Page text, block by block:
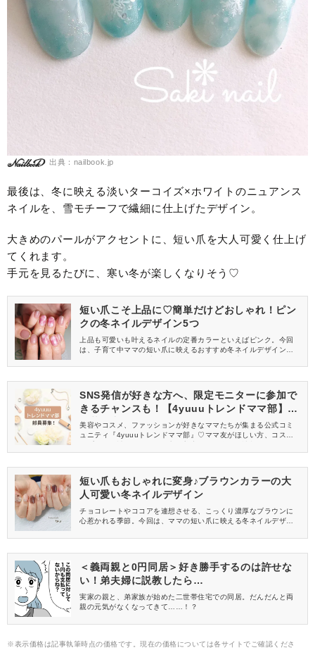
出典：nailbook.jp
最後は、冬に映える淡いターコイズ×ホワイトのニュアンス
ネイルを、雪モチーフで繊細に仕上げたデザイン。
大きめのパールがアクセントに、短い爪を大人可愛く仕上げ
てくれます。
手元を見るたびに、寒い冬が楽しくなりそう♡
短い爪こそ上品に♡簡単だけどおしゃれ！ピン
クの冬ネイルデザイン5つ
上品も可愛いも叶えるネイルの定番カラーといえばピンク。今回
は、子育て中ママの短い爪に映えるおすすめ冬ネイルデザインを
冬のネイルデザインの参考にしてくださいね♡
SNS発信が好きな方へ、限定モニターに参加で
きるチャンスも！【4yuuuトレンドママ部】部
員募集中
美容やコスメ、ファッションが好きなママたちが集まる公式コミ
ュニティ『4yuuuトレンドママ部』♡ママ友がほしい方、コスメサ
信してくれる方を募集しています！
短い爪もおしゃれに変身♪ブラウンカラーの大
人可愛い冬ネイルデザイン
チョコレートやココアを連想させる、こっくり濃厚なブラウンに
心惹かれる季節。今回は、ママの短い爪に映える冬ネイルデザイ
で、ぜひ試してみてくださいね！
＜義両親と0円同居＞好き勝手するのは許せな
い！弟夫婦に説教したら…
実家の親と、弟家族が始めた二世帯住宅での同居。だんだんと両
親の元気がなくなってきて……！？
※表示価格は記事執筆時点の価格です。現在の価格については各サイトでご確認くださ